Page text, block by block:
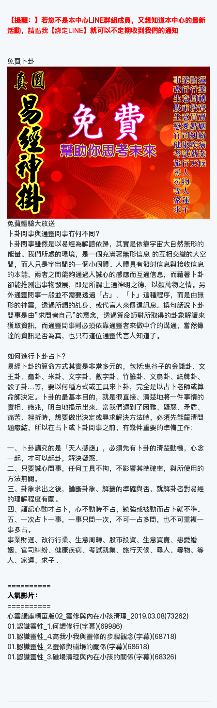
【提醒：】若您不是本中心LINE群組成員，又想知道本中心的最新
活動， 請點我【綁定LINE】 就可以不定期收到我們的通知
免費卜卦
免費體驗大放送
卜卦問事與通靈問事有何不同?
卜卦問事雖然是以易經為解讀依歸，其實是依靠宇宙大自然無形的
能量。我們所處的環境，是一個充滿著無形信息 的互相交織的大空
間，而人只是宇宙間的一個小個體。人體具有發射信息與接收信息
的本能，兩者之間能夠通過人誠心的感應而互通信息，而藉著卜卦
卻能推測出事物發展，即是所謂:上通神明之德，以類萬物之情。另
外通靈問事一般並不需要透過「占」、「卜」這種程序，而是由無
形的神靈，透過所謂的乩身、或代言人來傳達訊息。換句話說卜卦
問事是由”求問者自己”的意念，透過算命師對所取得的卦象解讀來
獲取資訊，而通靈問事則必須依靠通靈者來做中介的溝通，當然傳
達的資訊是否為真，也只有這位通靈代言人知道了。
如何進行卜卦占卜?
易經卜卦的算命方式其實是非常多元的，包括:鬼谷子的金錢卦、文
王卦、龜卦、米卦、文字卦、數字卦、竹籤卦、文鳥卦、紙牌卦、
骰子卦…等，要以何種方式或工具來卜卦，完全是以占卜老師或算
命師決定。卜卦的最基本目的，就是很直接、清楚地將一件事情的
實相、癥兆，明白地揭示出來。當我們遇到了困難、疑惑、矛盾、
痛苦、挫折時，想要做出決定或尋求解決方法時，必須先能釐清問
題癥結，所以在占卜或卜卦問事之前，有幾件重要的準備工作:
一、卜卦講究的是「天人感應」，必須先有卜卦的清楚動機，心念
一起，才可以起卦，解決疑惑。
二、只要誠心問事，任何工具不拘，不影響其準確率，與所使用的
方法無關。
三、卦象求出之後，論斷卦象、解籤的準確與否，就解卦者對易經
的理解程度有關。
四、謹記心動才占卜，心不動時不占，勉強或被動而占卜就不準。
五、一次占卜一事，一事只問一次，不可一占多問，也不可重複一
事多占。
事業財運、改行行業、生意周轉、股市投資、生意買賣、戀愛婚
姻、官司糾紛、健康疾病、考試就業、旅行天候、尋人、尋物、等
人、家運、求子。
==========
人氣影片：
==========
心靈講座精華版02_靈修與內在小孩清理_2019.03.08(73262)
01.認識靈性_1.何謂修行(字幕)(69986)
01.認識靈性_4.高我小我與靈修的步驟觀念(字幕)(68718)
01.認識靈性_2.靈修與磁場的關係(字幕)(68618)
01.認識靈性_3.磁場清理與內在小孩的關係(字幕)(68326)